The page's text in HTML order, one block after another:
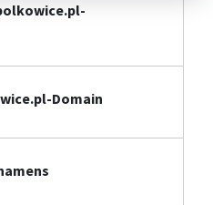
Domain